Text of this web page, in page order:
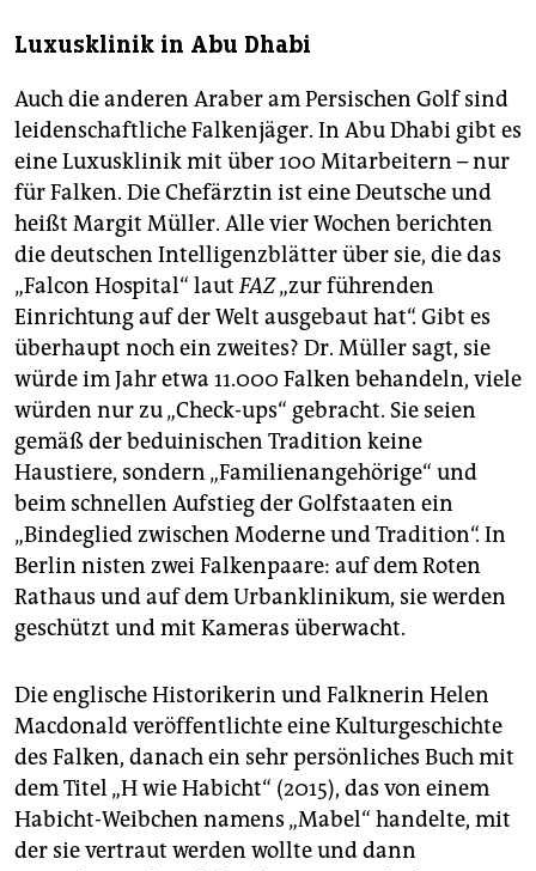
Luxusklinik in Abu Dhabi
Auch die anderen Araber am Persischen Golf sind
leidenschaftliche Falkenjäger. In Abu Dhabi gibt es
eine Luxusklinik mit über 100 Mitarbeitern – nur
für Falken. Die Chefärztin ist eine Deutsche und
heißt Margit Müller. Alle vier Wochen berichten
die deutschen Intelligenzblätter über sie, die das
„Falcon Hospital“ lautFAZ„zur führenden
Einrichtung auf der Welt ausgebaut hat“. Gibt es
überhaupt noch ein zweites? Dr. Müller sagt, sie
würde im Jahr etwa 11.000 Falken behandeln, viele
würden nur zu „Check-ups“ gebracht. Sie seien
gemäß der beduinischen Tradition keine
Haustiere, sondern „Familienangehörige“ und
beim schnellen Aufstieg der Golfstaaten ein
„Bindeglied zwischen Moderne und Tradition“. In
Berlin nisten zwei Falkenpaare: auf dem Roten
Rathaus und auf dem Urbanklinikum, sie werden
geschützt und mit Kameras überwacht.
Die englische Historikerin und Falknerin Helen
Macdonald veröffentlichte eine Kulturgeschichte
des Falken, danach ein sehr persönliches Buch mit
dem Titel „H wie Habicht“ (2015), das von einem
Habicht-Weibchen namens „Mabel“ handelte, mit
der sie vertraut werden wollte und dann